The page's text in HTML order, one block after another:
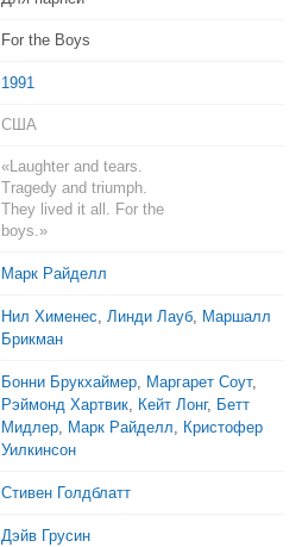
For the Boys
1991
США
«Laughter and tears.
Tragedy and triumph.
They lived it all. For the
boys.»
Марк Райделл
Нил Хименес, Линди Лауб, Маршалл
Брикман
Бонни Брукхаймер, Маргарет Соут,
Рэймонд Хартвик, Кейт Лонг, Бетт
Мидлер, Марк Райделл, Кристофер
Уилкинсон
Стивен Голдблатт
Дэйв Грусин